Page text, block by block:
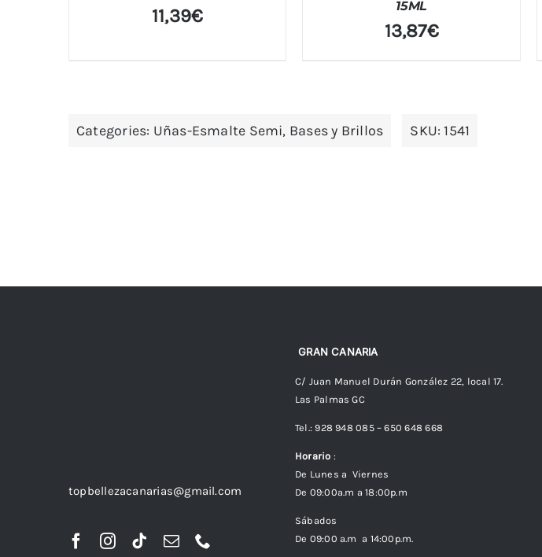
11,39€
15ML
13,87€
Categories: Uñas-Esmalte Semi, Bases y Brillos SKU:1541
topbellezacanarias@gmail.com
GRAN CANARIA
C/ Juan Manuel Durán González 22, local 17.
Las Palmas GC
Tel.: 928 948 085 – 650 648 668
Horario :
De Lunes a Viernes
De 09:00a.m a 18:00p.m
Sábados
De 09:00 a.m a 14:00p.m.